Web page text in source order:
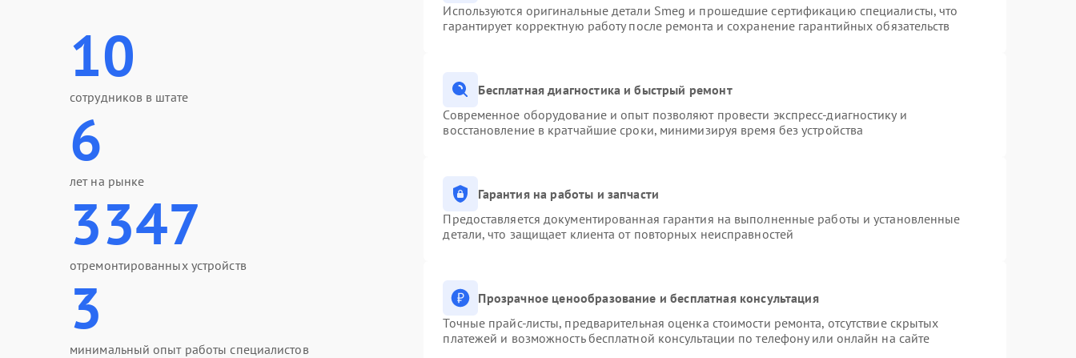
10
сотрудников в штате
6
лет на рынке
3347
отремонтированных устройств
3
минимальный опыт работы специалистов
Используются оригинальные детали Smeg и прошедшие сертификацию специалисты, что
гарантирует корректную работу после ремонта и сохранение гарантийных обязательств
Бесплатная диагностика и быстрый ремонт
Современное оборудование и опыт позволяют провести экспресс-диагностику и
восстановление в кратчайшие сроки, минимизируя время без устройства
Гарантия на работы и запчасти
Предоставляется документированная гарантия на выполненные работы и установленные
детали, что защищает клиента от повторных неисправностей
Прозрачное ценообразование и бесплатная консультация
Точные прайс-листы, предварительная оценка стоимости ремонта, отсутствие скрытых
платежей и возможность бесплатной консультации по телефону или онлайн на сайте